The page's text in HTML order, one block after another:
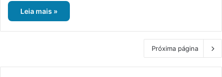
Leia mais »
Próxima página